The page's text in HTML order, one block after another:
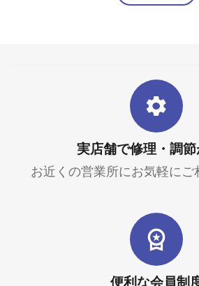
実店舗で修理・調
お近くの営業所にお気軽にご
便利な会員制